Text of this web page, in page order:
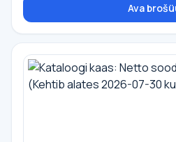
Ava